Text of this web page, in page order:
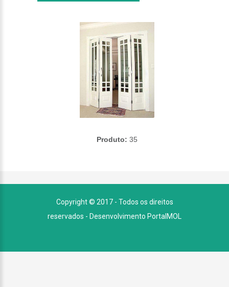
Produto: 35
Copyright © 2017 - Todos os direitos
reservados - Desenvolvimento PortalMOL